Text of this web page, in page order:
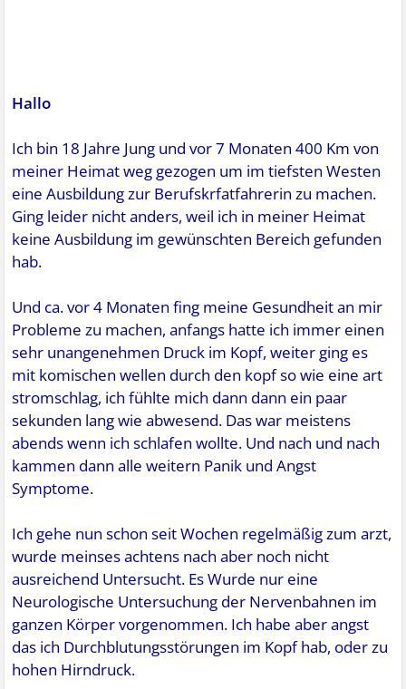
Hallo
Ich bin 18 Jahre Jung und vor 7 Monaten 400 Km von
meiner Heimat weg gezogen um im tiefsten Westen
eine Ausbildung zur Berufskrfatfahrerin zu machen.
Ging leider nicht anders, weil ich in meiner Heimat
keine Ausbildung im gewünschten Bereich gefunden
hab.
Und ca. vor 4 Monaten fing meine Gesundheit an mir
Probleme zu machen, anfangs hatte ich immer einen
sehr unangenehmen Druck im Kopf, weiter ging es
mit komischen wellen durch den kopf so wie eine art
stromschlag, ich fühlte mich dann dann ein paar
sekunden lang wie abwesend. Das war meistens
abends wenn ich schlafen wollte. Und nach und nach
kammen dann alle weitern Panik und Angst
Symptome.
Ich gehe nun schon seit Wochen regelmäßig zum arzt,
wurde meinses achtens nach aber noch nicht
ausreichend Untersucht. Es Wurde nur eine
Neurologische Untersuchung der Nervenbahnen im
ganzen Körper vorgenommen. Ich habe aber angst
das ich Durchblutungsstörungen im Kopf hab, oder zu
hohen Hirndruck.